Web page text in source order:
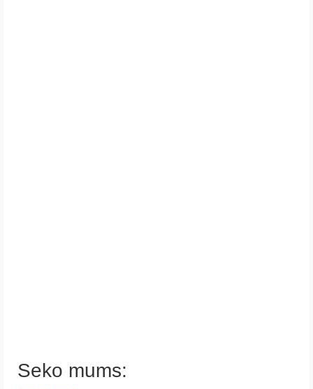
Seko mums: